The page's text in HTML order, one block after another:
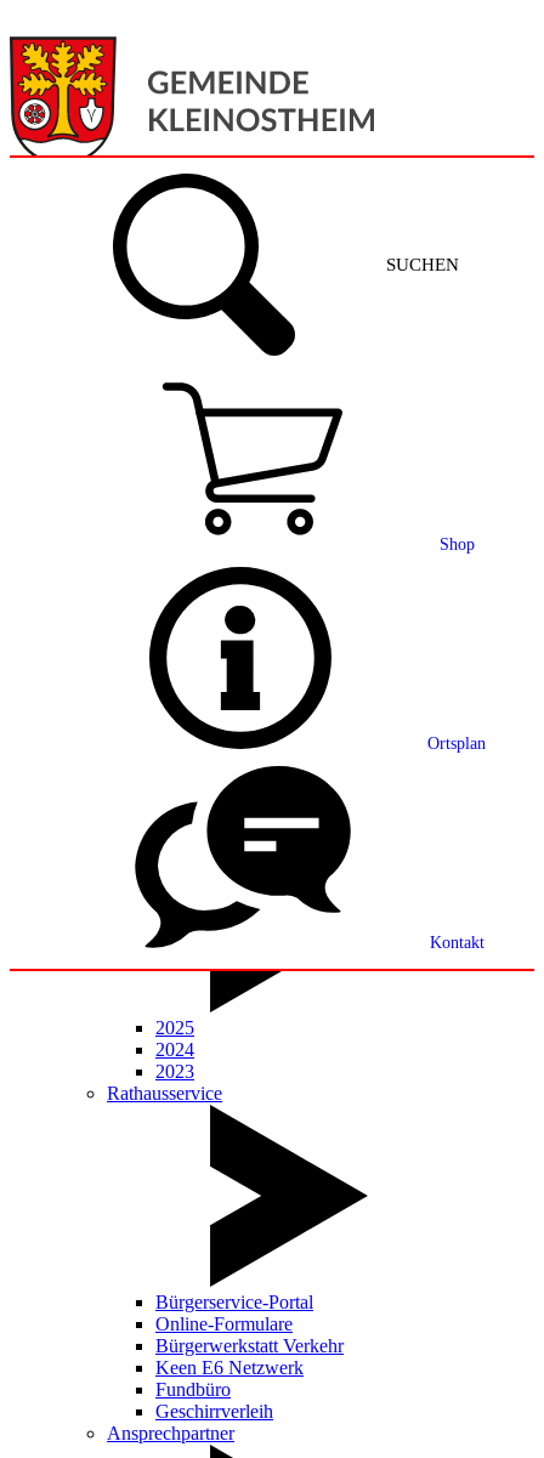
SUCHEN
Shop
Ortsplan
Kontakt
Gemeinde + Service
Grußwort
Ortsplan
Partnerschaft
Statistik
Mitteilungsblatt
2025
2024
2023
Rathausservice
Bürgerservice-Portal
Online-Formulare
Bürgerwerkstatt Verkehr
Keen E6 Netzwerk
Fundbüro
Geschirrverleih
Ansprechpartner